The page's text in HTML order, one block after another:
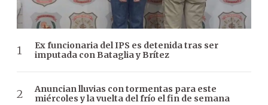
Ex funcionaria del IPS es detenida tras ser
imputada con Bataglia y Brítez
Anuncian lluvias con tormentas para este
miércoles y la vuelta del frío el fin de semana